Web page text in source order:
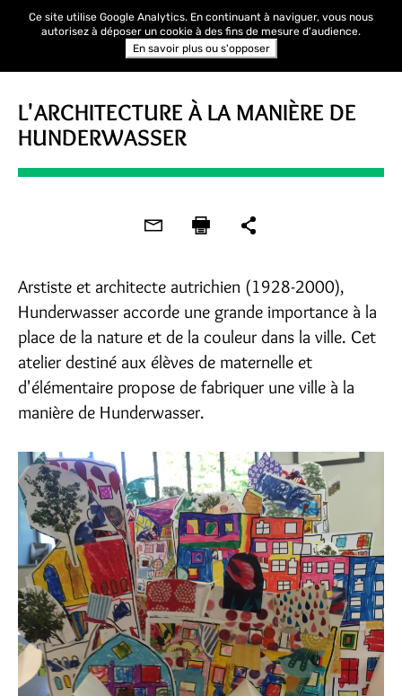
L'ARCHITECTURE À LA MANIÈRE DE
HUNDERWASSER
Arstiste et architecte autrichien (1928-2000),
Hunderwasser accorde une grande importance à la
place de la nature et de la couleur dans la ville. Cet
atelier destiné aux élèves de maternelle et
d'élémentaire propose de fabriquer une ville à la
manière de Hunderwasser.
Ce site utilise Google Analytics. En continuant à naviguer, vous nous
autorisez à déposer un cookie à des fins de mesure d'audience.
En savoir plus ou s'opposer